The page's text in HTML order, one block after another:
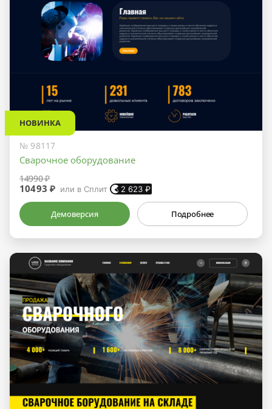
НОВИНКА
№ 98117
Сварочное оборудование
14990 ₽
10493 ₽ или в Сплит 2 623 ₽
Демоверсия Подробнее